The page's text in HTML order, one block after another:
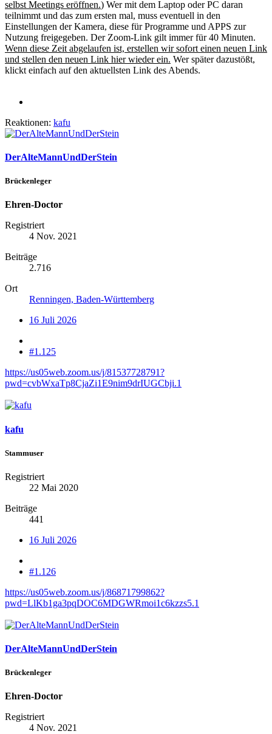
selbst Meetings eröffnen.) Wer mit dem Laptop oder PC daran
teilnimmt und das zum ersten mal, muss eventuell in den
Einstellungen der Kamera, diese für Programme und APPS zur
Nutzung freigegeben. Der Zoom-Link gilt immer für 40 Minuten.
Wenn diese Zeit abgelaufen ist, erstellen wir sofort einen neuen Link
und stellen den neuen Link hier wieder ein. Wer später dazustößt,
klickt einfach auf den aktuellsten Link des Abends.
Reaktionen: kafu
DerAlteMannUndDerStein
Brückenleger
Ehren-Doctor
Registriert
4 Nov. 2021
Beiträge
2.716
Ort
Renningen, Baden-Württemberg
16 Juli 2026
#1.125
https://us05web.zoom.us/j/81537728791?
pwd=cvbWxaTp8CjaZi1E9nim9drIUGCbji.1
kafu
Stammuser
Registriert
22 Mai 2020
Beiträge
441
16 Juli 2026
#1.126
https://us05web.zoom.us/j/86871799862?
pwd=LlKb1ga3pqDOC6MDGWRmoi1c6kzzs5.1
DerAlteMannUndDerStein
Brückenleger
Ehren-Doctor
Registriert
4 Nov. 2021